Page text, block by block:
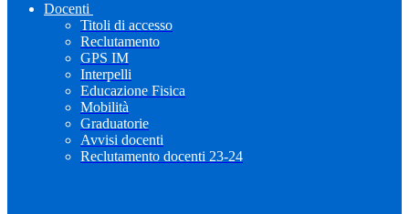
Docenti
Titoli di accesso
Reclutamento
GPS IM
Interpelli
Educazione Fisica
Mobilità
Graduatorie
Avvisi docenti
Reclutamento docenti 23-24